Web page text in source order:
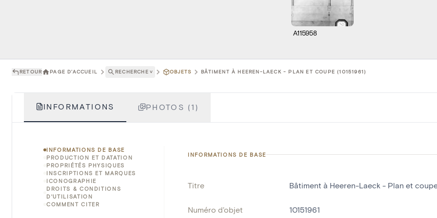
A115958
RETOUR PAGE D'ACCUEIL RECHERCHE ˅ OBJETS BÂTIMENT À HEEREN-LAECK - PLAN ET COUPE (10151961)
INFORMATIONS PHOTOS (1)
INFORMATIONS DE BASE
PRODUCTION ET DATATION
PROPRIÉTÉS PHYSIQUES
INSCRIPTIONS ET MARQUES
ICONOGRAPHIE
DROITS & CONDITIONS
D'UTILISATION
COMMENT CITER
INFORMATIONS DE BASE
Titre Bâtiment à Heeren-Laeck - Plan et
Numéro d'objet 10151961